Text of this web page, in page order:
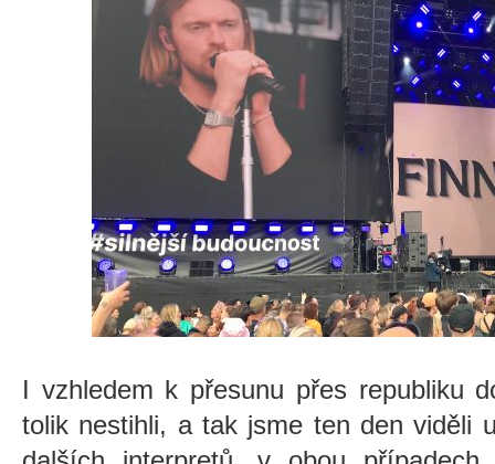
I vzhledem k přesunu přes republiku
tolik nestihli, a tak jsme ten den viděli